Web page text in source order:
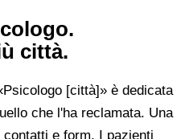
città.
[città]» è dedicata
che l'ha reclamata. Una
e form. I pazienti